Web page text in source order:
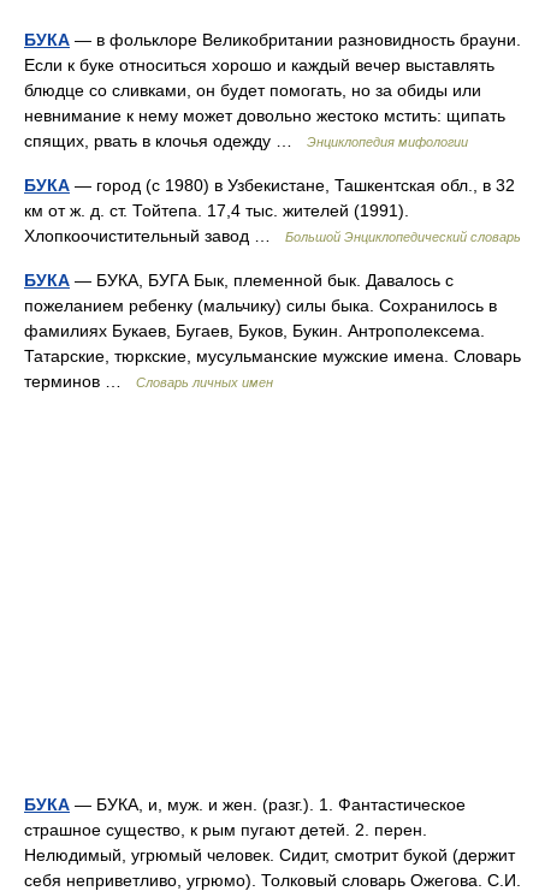
БУКА — в фольклоре Великобритании разновидность брауни.
Если к буке относиться хорошо и каждый вечер выставлять
блюдце со сливками, он будет помогать, но за обиды или
невнимание к нему может довольно жестоко мстить: щипать
спящих, рвать в клочья одежду …
Энциклопедия мифологии
БУКА — город (с 1980) в Узбекистане, Ташкентская обл., в 32
км от ж. д. ст. Тойтепа. 17,4 тыс. жителей (1991).
Хлопкоочистительный завод …
Большой Энциклопедический словарь
БУКА — БУКА, БУГА Бык, племенной бык. Давалось с
пожеланием ребенку (мальчику) силы быка. Сохранилось в
фамилиях Букаев, Бугаев, Буков, Букин. Антрополексема.
Татарские, тюркские, мусульманские мужские имена. Словарь
терминов …
Словарь личных имен
БУКА — БУКА, и, муж. и жен. (разг.). 1. Фантастическое
страшное существо, к рым пугают детей. 2. перен.
Нелюдимый, угрюмый человек. Сидит, смотрит букой (держит
себя неприветливо, угрюмо). Толковый словарь Ожегова. С.И.